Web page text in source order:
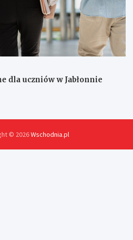
dla uczniów w Jabłonnie
© 2026Wschodnia.pl